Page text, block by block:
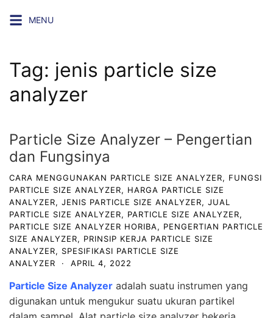
MENU
Tag: jenis particle size
analyzer
Particle Size Analyzer – Pengertian
dan Fungsinya
CARA MENGGUNAKAN PARTICLE SIZE ANALYZER, FUNGSI
PARTICLE SIZE ANALYZER, HARGA PARTICLE SIZE
ANALYZER, JENIS PARTICLE SIZE ANALYZER, JUAL
PARTICLE SIZE ANALYZER, PARTICLE SIZE ANALYZER,
PARTICLE SIZE ANALYZER HORIBA, PENGERTIAN PARTICLE
SIZE ANALYZER, PRINSIP KERJA PARTICLE SIZE
ANALYZER, SPESIFIKASI PARTICLE SIZE
ANALYZER
· APRIL 4, 2022
Particle Size Analyzer adalah suatu instrumen yang
digunakan untuk mengukur suatu ukuran partikel